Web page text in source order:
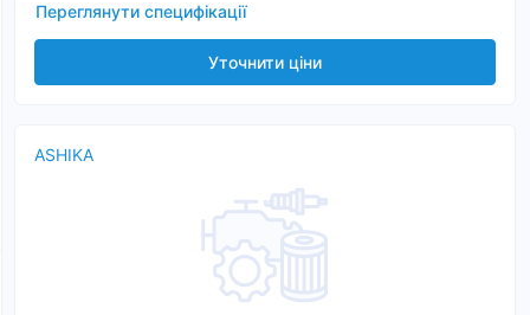
Переглянути специфікації
Уточнити ціни
ASHIKA